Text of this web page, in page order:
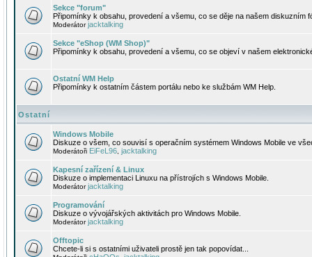
Sekce "forum"
Připomínky k obsahu, provedení a všemu, co se děje na našem diskuzním
Moderátorjacktalking
Sekce "eShop (WM Shop)"
Připomínky k obsahu, provedení a všemu, co se objeví v našem
Ostatní WM Help
Připomínky k ostatním částem portálu nebo ke službám WM Help.
Ostatní
Windows Mobile
Diskuze o všem, co souvisí s operačním systémem Windows Mobile ve
Moderátoři EiFeL96 jacktalking
Kapesní zařízení & Linux
Diskuze o implementaci Linuxu na přístrojích s Windows Mobile.
Moderátorjacktalking
Programování
Diskuze o vývojářských aktivitách pro Windows Mobile.
Moderátorjacktalking
Offtopic
Chcete-li si s ostatními uživateli prostě jen tak popovídat...